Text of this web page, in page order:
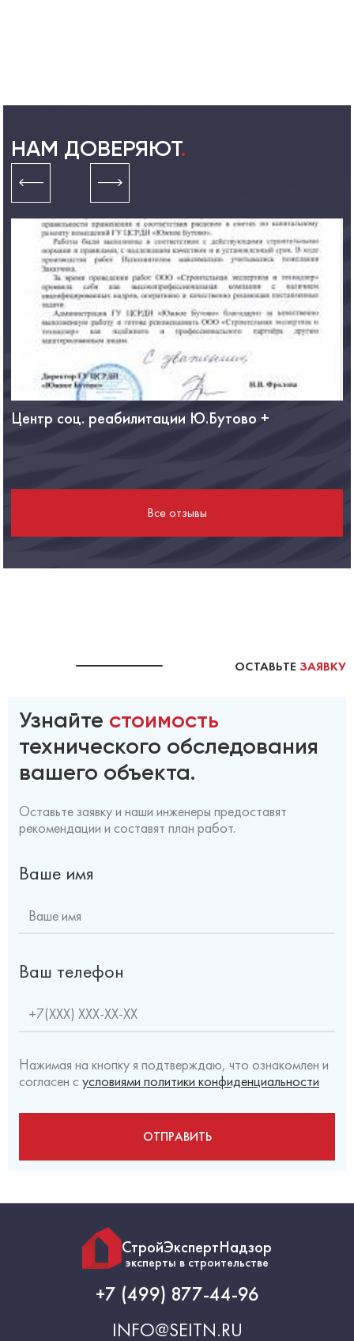
НАМ ДОВЕРЯЮТ.
Центр соц. реабилитации Ю.Бутово +
Все отзывы
ОСТАВЬТЕ ЗАЯВКУ
Узнайте стоимость
технического обследования
вашего объекта.
Оставьте заявку и наши инженеры предоставят
рекомендации и составят план работ.
Ваше имя
Ваш телефон
Нажимая на кнопку я подтверждаю, что ознакомлен и
согласен сусловиями политики конфиденциальности
СтройЭкспертНадзор
эксперты в строительстве
+7 (499) 877-44-96
INFO@SEITN.RU